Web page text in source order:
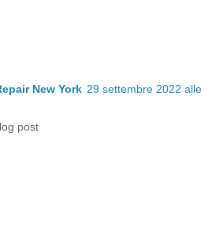
New York 29 settembre 2022 alle
post